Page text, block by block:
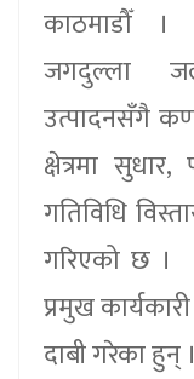
काठमाडौँ ।
जगदुल्ला
उत्पादनसँगै
क्षेत्रमा सुधार,
गतिविधि
गरिएको छ ।
प्रमुख
दाबी गरेका हुन् ।